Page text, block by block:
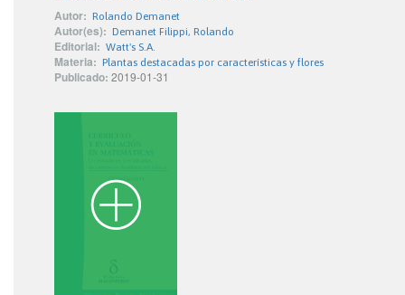
Autor: Rolando Demanet
Autor(es): Demanet Filippi, Rolando
Editorial: Watt's S.A.
Materia: Plantas destacadas por características y flores
Publicado: 2019-01-31